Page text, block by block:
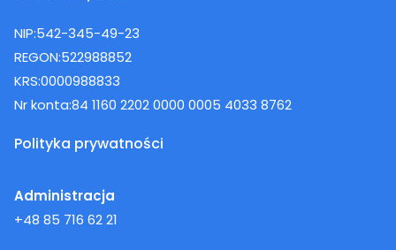
NIP:542-345-49-23
REGON:522988852
KRS:0000988833
Nr konta:84 1160 2202 0000 0005 4033 8762
Polityka prywatności
Administracja
+48 85 716 62 21